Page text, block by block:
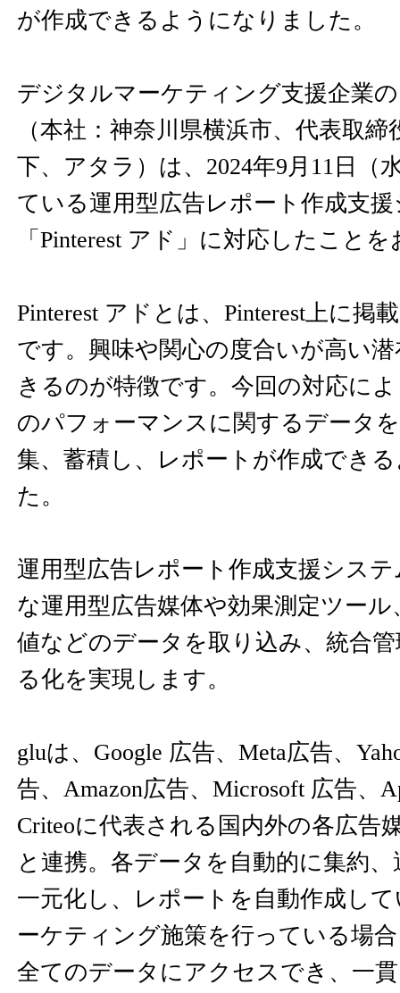
が作成できるようになりました。
デジタルマーケティング支援企業
（本社：神奈川県横浜市、代表取
下、アタラ）は、2024年9月11日（
ている運用型広告レポート作成支
「Pinterest アド」に対応したこと
Pinterest アドとは、Pinterest上に掲
です。興味や関心の度合いが高い
きるのが特徴です。今回の対応によ
のパフォーマンスに関するデータ
集、蓄積し、レポートが作成でき
た。
運用型広告レポート作成支援シス
な運用型広告媒体や効果測定ツー
値などのデータを取り込み、統合
る化を実現します。
gluは、Google 広告、Meta広告、
告、Amazon広告、Microsoft 広告、
Criteoに代表される国内外の各広告
と連携。各データを自動的に集約
一元化し、レポートを自動作成し
ーケティング施策を行っている場
全てのデータにアクセスでき、一